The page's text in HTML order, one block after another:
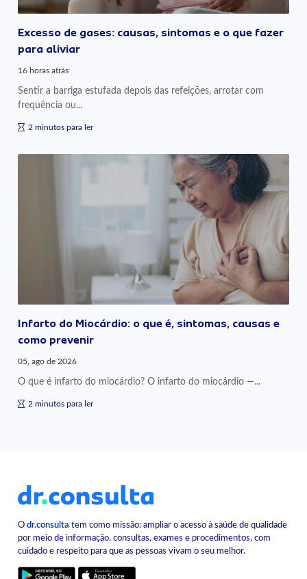
Excesso de gases: causas, sintomas e o que fazer
para aliviar
16 horas atrás
Sentir a barriga estufada depois das refeições, arrotar com
frequência ou...
2 minutos para ler
Infarto do Miocárdio: o que é, sintomas, causas e
como prevenir
05, ago de 2026
O que é infarto do miocárdio? O infarto do miocárdio —...
2 minutos para ler
Odr.consulta tem como missão: ampliar o acesso à saúde de qualidade
por meio de informação, consultas, exames e procedimentos, com
cuidado e respeito para que as pessoas vivam o seu melhor.